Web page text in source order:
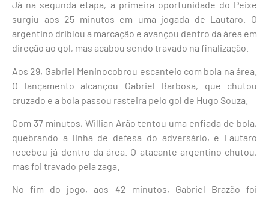
Já na segunda etapa, a primeira oportunidade do Peixe
surgiu aos 25 minutos em uma jogada de Lautaro. O
argentino driblou a marcação e avançou dentro da área em
direção ao gol, mas acabou sendo travado na finalização.
Aos 29, Gabriel Meninocobrou escanteio com bola na área.
O lançamento alcançou Gabriel Barbosa, que chutou
cruzado e a bola passou rasteira pelo gol de Hugo Souza.
Com 37 minutos, Willian Arão tentou uma enfiada de bola,
quebrando a linha de defesa do adversário, e Lautaro
recebeu já dentro da área. O atacante argentino chutou,
mas foi travado pela zaga.
No fim do jogo, aos 42 minutos, Gabriel Brazão foi